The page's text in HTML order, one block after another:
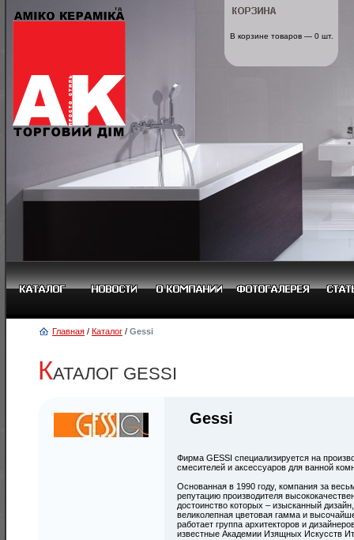
В корзине товаров — 0 шт.
Главная / Каталог / Gessi
КАТАЛОГ GESSI
Gessi
Фирма GESSI специализируется на
смесителей и аксессуаров для ванной
Основанная в 1990 году, компания за
репутацию производителя
достоинство которых – изысканный
великолепная цветовая гамма и
работает группа архитекторов и
известные Академии Изящных Искусств